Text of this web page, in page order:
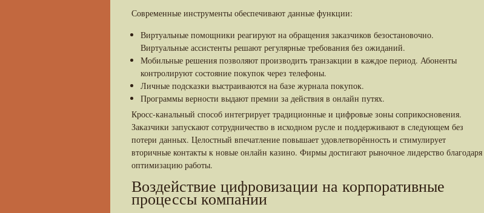
Современные инструменты обеспечивают данные функции:
Виртуальные помощники реагируют на обращения заказчиков безостановочно.
Виртуальные ассистенты решают регулярные требования без ожиданий.
Мобильные решения позволяют производить транзакции в каждое период. Абоненты
контролируют состояние покупок через телефоны.
Личные подсказки выстраиваются на базе журнала покупок.
Программы верности выдают премии за действия в онлайн путях.
Кросс-канальный способ интегрирует традиционные и цифровые зоны соприкосновения.
Заказчики запускают сотрудничество в исходном русле и поддерживают в следующем без
потери данных. Целостный впечатление повышает удовлетворённость и стимулирует
вторичные контакты к новые онлайн казино. Фирмы достигают рыночное лидерство благодаря
оптимизацию работы.
Воздействие цифровизации на корпоративные
процессы компании